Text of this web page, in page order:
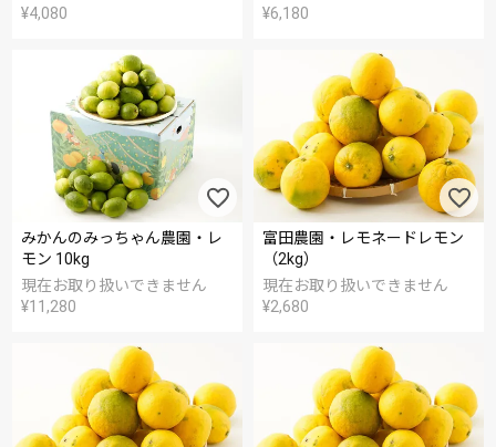
¥4,080
¥6,180
みかんのみっちゃん農園・レ
モン 10kg
現在お取り扱いできません
¥11,280
富田農園・レモネードレモン
（2kg）
現在お取り扱いできません
¥2,680